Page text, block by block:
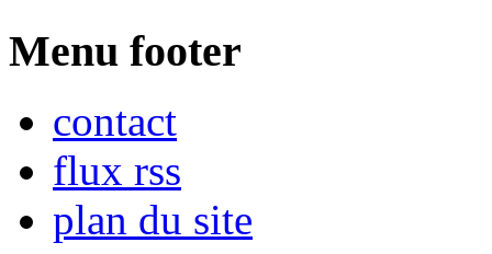
Menu footer
contact
flux rss
plan du site